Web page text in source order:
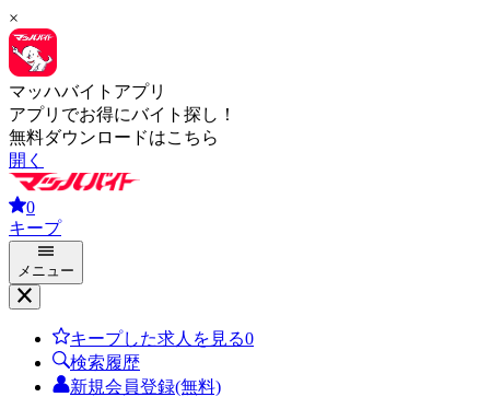
×
マッハバイトアプリ
アプリでお得にバイト探し！
無料ダウンロードはこちら
開く
0
キープ
メニュー
キープした求人を見る0
検索履歴
新規会員登録(無料)